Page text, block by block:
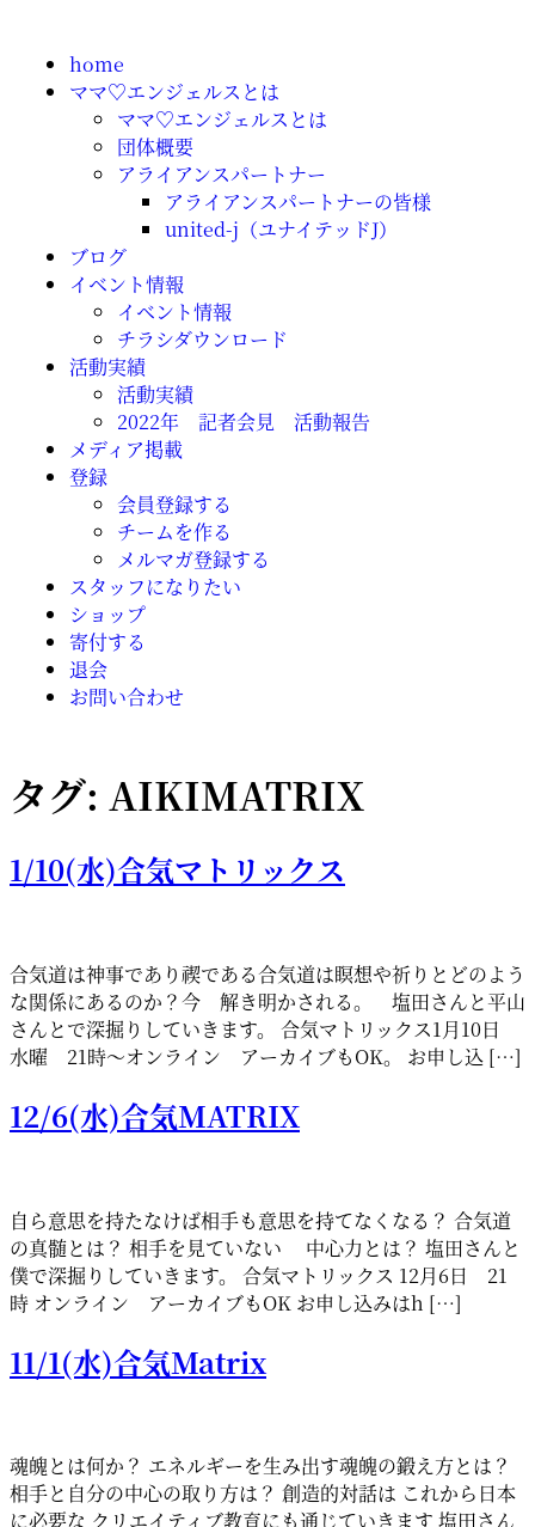
home
ママ♡エンジェルスとは
ママ♡エンジェルスとは
団体概要
アライアンスパートナー
アライアンスパートナーの皆様
united-j（ユナイテッドJ）
ブログ
イベント情報
イベント情報
チラシダウンロード
活動実績
活動実績
2022年 記者会見 活動報告
メディア掲載
登録
会員登録する
チームを作る
メルマガ登録する
スタッフになりたい
ショップ
寄付する
退会
お問い合わせ
タグ: AIKIMATRIX
1/10(水)合気マトリックス
合気道は神事であり禊である合気道は瞑想や祈りとどのよう
な関係にあるのか？今 解き明かされる。 塩田さんと平山
さんとで深掘りしていきます。 合気マトリックス1月10日
水曜 21時〜オンライン アーカイブもOK。 お申し込 […]
12/6(水)合気MATRIX
自ら意思を持たなけば相手も意思を持てなくなる？ 合気道
の真髄とは？ 相手を見ていない 中心力とは？ 塩田さんと
僕で深掘りしていきます。 合気マトリックス 12月6日 21
時 オンライン アーカイブもOK お申し込みはh […]
11/1(水)合気Matrix
魂魄とは何か？ エネルギーを生み出す魂魄の鍛え方とは？
相手と自分の中心の取り方は？ 創造的対話は これから日本
に必要な クリエイティブ教育にも通じていきます 塩田さん